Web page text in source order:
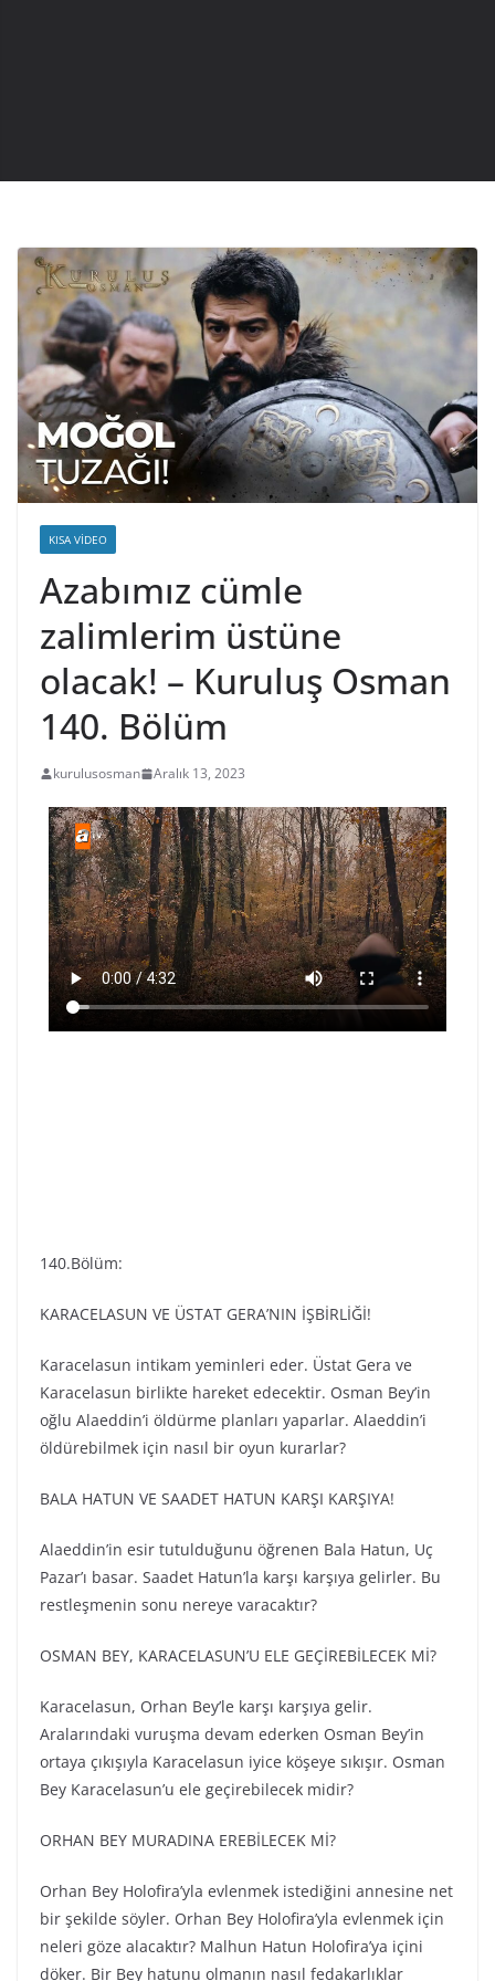
KISA VIDEO
Azabımız cümle
zalimlerim üstüne
olacak! – Kuruluş Osman
140. Bölüm
kurulusosman Aralık 13, 2023
140.Bölüm:
KARACELASUN VE ÜSTAT GERA’NIN İŞBİRLİĞİ!
Karacelasun intikam yeminleri eder. Üstat Gera ve
Karacelasun birlikte hareket edecektir. Osman Bey’in
oğlu Alaeddin’i öldürme planları yaparlar. Alaeddin’i
öldürebilmek için nasıl bir oyun kurarlar?
BALA HATUN VE SAADET HATUN KARŞI KARŞIYA!
Alaeddin’in esir tutulduğunu öğrenen Bala Hatun, Uç
Pazar’ı basar. Saadet Hatun’la karşı karşıya gelirler. Bu
restleşmenin sonu nereye varacaktır?
OSMAN BEY, KARACELASUN’U ELE GEÇİREBİLECEK Mİ?
Karacelasun, Orhan Bey’le karşı karşıya gelir.
Aralarındaki vuruşma devam ederken Osman Bey’in
ortaya çıkışıyla Karacelasun iyice köşeye sıkışır. Osman
Bey Karacelasun’u ele geçirebilecek midir?
ORHAN BEY MURADINA EREBİLECEK Mİ?
Orhan Bey Holofira’yla evlenmek istediğini annesine net
bir şekilde söyler. Orhan Bey Holofira’yla evlenmek için
neleri göze alacaktır? Malhun Hatun Holofira’ya içini
döker. Bir Bey hatunu olmanın nasıl fedakarlıklar